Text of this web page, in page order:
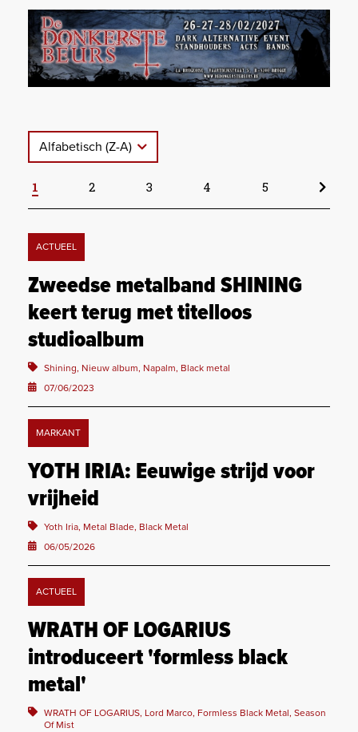
Alfabetisch (Z-A)
1 2 3 4 5
ACTUEEL
Zweedse metalband SHINING
keert terug met titelloos
studioalbum
Shining, Nieuw album, Napalm, Black metal
07/06/2023
MARKANT
YOTH IRIA: Eeuwige strijd voor
vrijheid
Yoth Iria, Metal Blade, Black Metal
06/05/2026
ACTUEEL
WRATH OF LOGARIUS
introduceert 'formless black
metal'
WRATH OF LOGARIUS, Lord Marco, Formless Black Metal, Season
Of Mist